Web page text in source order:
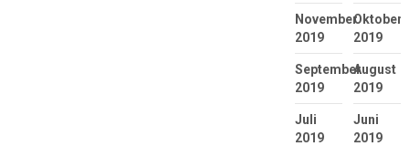
November
2019
Oktober
2019
September
2019
August
2019
Juli
2019
Juni
2019